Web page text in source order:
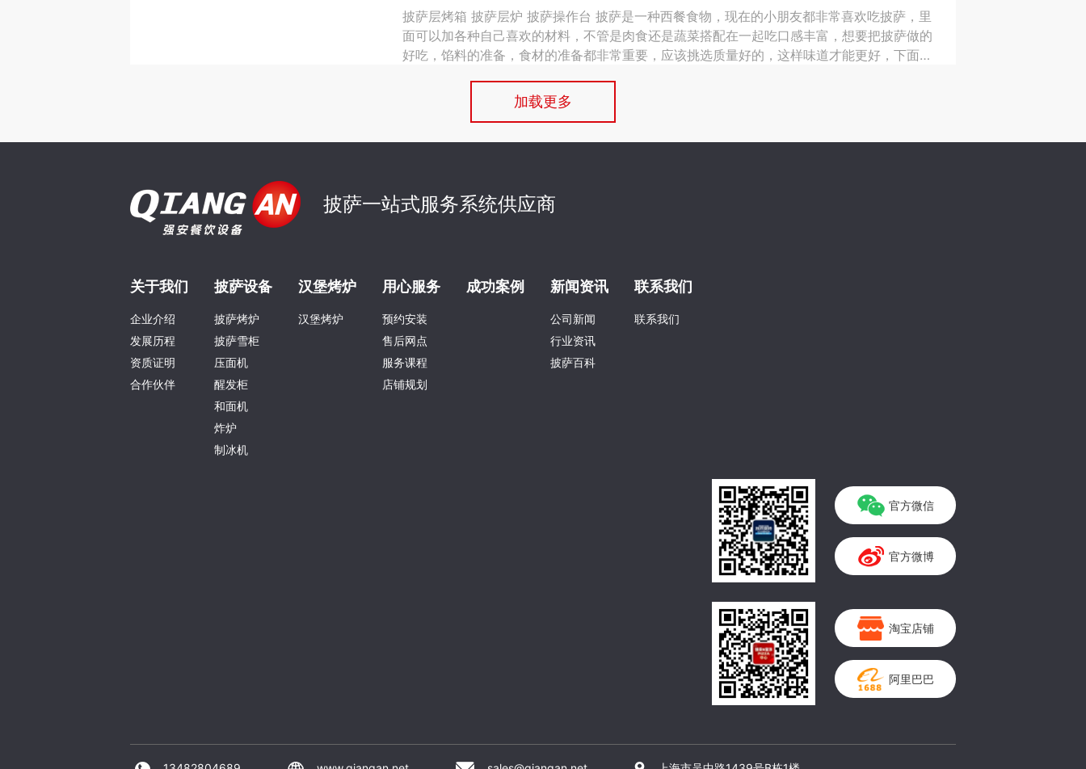
披萨层烤箱 披萨层炉 披萨操作台 披萨是一种西餐食物，现在的小朋友都非常喜欢吃披萨，里
面可以加各种自己喜欢的材料，不管是肉食还是蔬菜搭配在一起吃口感丰富，想要把披萨做的
好吃，馅料的准备，食材的准备都非常重要，应该挑选质量好的，这样味道才能更好，下面就
加载更多
披萨一站式服务系统供应商
关于我们
企业介绍
发展历程
资质证明
合作伙伴
披萨设备
披萨烤炉
披萨雪柜
压面机
醒发柜
和面机
炸炉
制冰机
汉堡烤炉
汉堡烤炉
用心服务
预约安装
售后网点
服务课程
店铺规划
成功案例 新闻资讯
公司新闻
行业资讯
披萨百科
联系我们
联系我们
官方微信
官方微博
淘宝店铺
阿里巴巴